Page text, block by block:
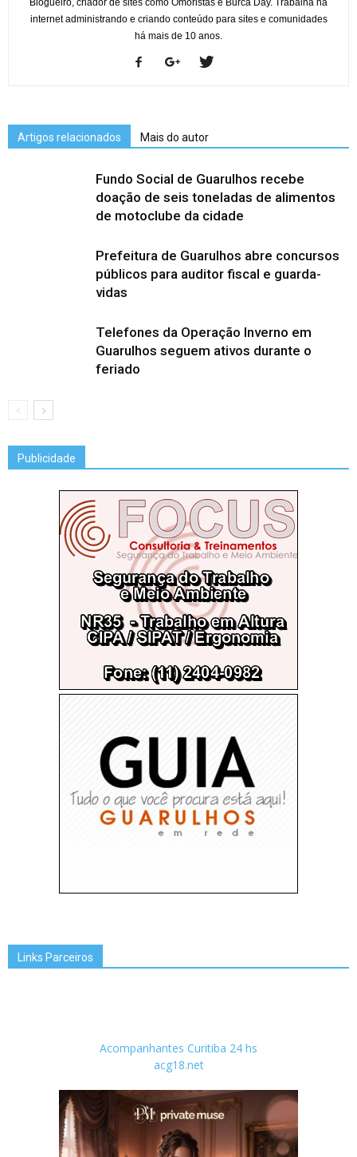
Blogueiro, criador de sites como Omoristas e Burca Day. Trabalha na
internet administrando e criando conteúdo para sites e comunidades
há mais de 10 anos.
Artigos relacionados Mais do autor
Fundo Social de Guarulhos recebe
doação de seis toneladas de alimentos
de motoclube da cidade
Prefeitura de Guarulhos abre concursos
públicos para auditor fiscal e guarda-
vidas
Telefones da Operação Inverno em
Guarulhos seguem ativos durante o
feriado
Publicidade
Links Parceiros
Acompanhantes Curitiba 24 hs
acg18.net